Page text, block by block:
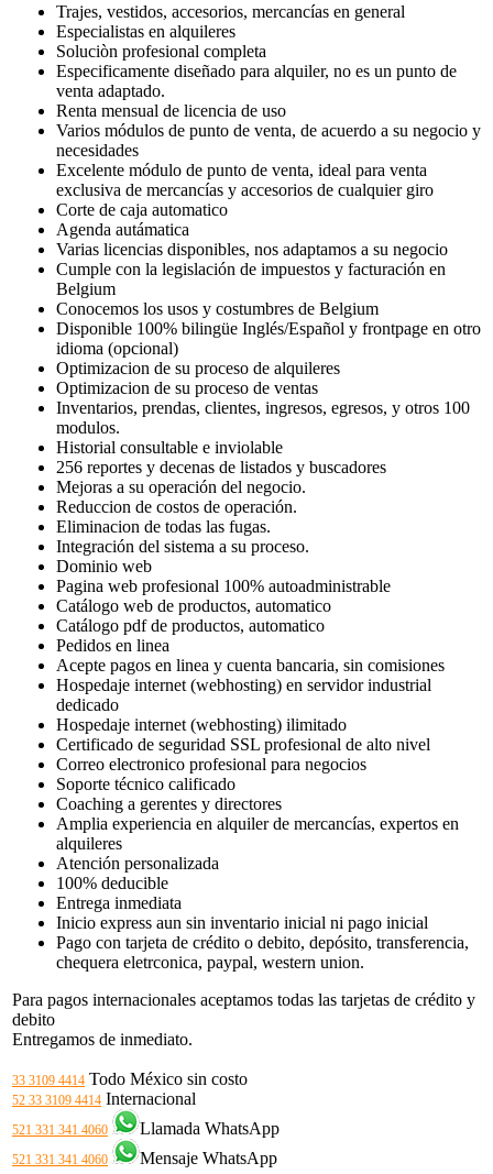
Trajes, vestidos, accesorios, mercancías en general
Especialistas en alquileres
Soluciòn profesional completa
Especificamente diseñado para alquiler, no es un punto de
venta adaptado.
Renta mensual de licencia de uso
Varios módulos de punto de venta, de acuerdo a su negocio y
necesidades
Excelente módulo de punto de venta, ideal para venta
exclusiva de mercancías y accesorios de cualquier giro
Corte de caja automatico
Agenda autámatica
Varias licencias disponibles, nos adaptamos a su negocio
Cumple con la legislación de impuestos y facturación en
Belgium
Conocemos los usos y costumbres de Belgium
Disponible 100% bilingüe Inglés/Español y frontpage en otro
idioma (opcional)
Optimizacion de su proceso de alquileres
Optimizacion de su proceso de ventas
Inventarios, prendas, clientes, ingresos, egresos, y otros 100
modulos.
Historial consultable e inviolable
256 reportes y decenas de listados y buscadores
Mejoras a su operación del negocio.
Reduccion de costos de operación.
Eliminacion de todas las fugas.
Integración del sistema a su proceso.
Dominio web
Pagina web profesional 100% autoadministrable
Catálogo web de productos, automatico
Catálogo pdf de productos, automatico
Pedidos en linea
Acepte pagos en linea y cuenta bancaria, sin comisiones
Hospedaje internet (webhosting) en servidor industrial
dedicado
Hospedaje internet (webhosting) ilimitado
Certificado de seguridad SSL profesional de alto nivel
Correo electronico profesional para negocios
Soporte técnico calificado
Coaching a gerentes y directores
Amplia experiencia en alquiler de mercancías, expertos en
alquileres
Atención personalizada
100% deducible
Entrega inmediata
Inicio express aun sin inventario inicial ni pago inicial
Pago con tarjeta de crédito o debito, depósito, transferencia,
chequera eletrconica, paypal, western union.
Para pagos internacionales aceptamos todas las tarjetas de crédito y
debito
Entregamos de inmediato.
33 3109 4414 Todo México sin costo
52 33 3109 4414 Internacional
521 331 341 4060 Llamada WhatsApp
521 331 341 4060 Mensaje WhatsApp